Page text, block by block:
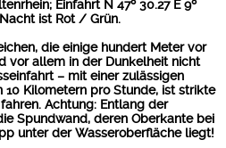
Einfahrt N 47º 30.27 E 9º
ist Rot / Grün.
die einige hundert Meter vor
vor allem in der Dunkelheit nicht
– mit einer zulässigen
Kilometern pro Stunde, ist strikte
Achtung: Entlang der
Spundwand, deren Oberkante bei
unter der Wasseroberfläche liegt!